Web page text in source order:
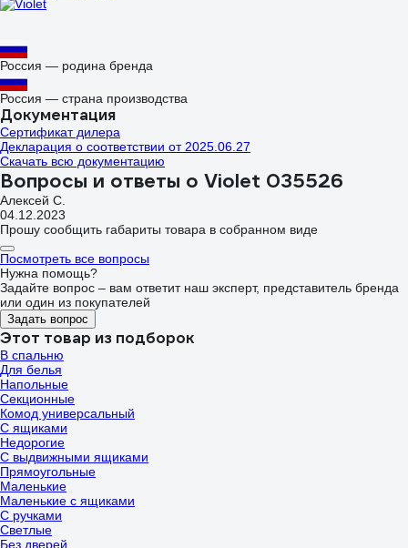
Россия — родина бренда
Россия — страна производства
Документация
Сертификат дилера
Декларация о соответствии от 2025.06.27
Скачать всю документацию
Вопросы и ответы о Violet 035526
Алексей С.
04.12.2023
Прошу сообщить габариты товара в собранном виде
Посмотреть все вопросы
Нужна помощь?
Задайте вопрос – вам ответит наш эксперт, представитель бренда
или один из покупателей
Задать вопрос
Этот товар из подборок
В спальню
Для белья
Напольные
Секционные
Комод универсальный
С ящиками
Недорогие
С выдвижными ящиками
Прямоугольные
Маленькие
Маленькие с ящиками
С ручками
Светлые
Без дверей